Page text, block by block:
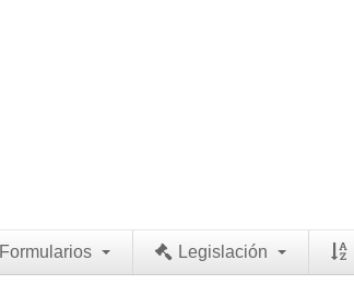
Formularios Legislación